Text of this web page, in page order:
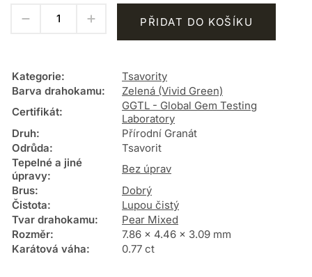
PŘIDAT DO KOŠÍKU
Kategorie:
Tsavority
Barva drahokamu:
Zelená (Vivid Green)
Certifikát:
GGTL - Global Gem Testing
Laboratory
Druh:
Přírodní Granát
Odrůda:
Tsavorit
Tepelné a jiné
úpravy:
Bez úprav
Brus:
Dobrý
Čistota:
Lupou čistý
Tvar drahokamu:
Pear Mixed
Rozměr:
7.86 x 4.46 x 3.09 mm
Karátová váha: 0.77 ct